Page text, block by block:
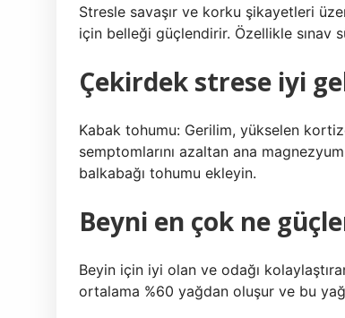
Stresle savaşır ve korku şikayetleri
için belleği güçlendirir. Özellikle sınav
Çekirdek strese iyi
Kabak tohumu: Gerilim, yükselen
semptomlarını azaltan ana magnezyum
balkabağı tohumu ekleyin.
Beyni en çok ne
Beyin için iyi olan ve odağı
ortalama %60 yağdan oluşur ve bu